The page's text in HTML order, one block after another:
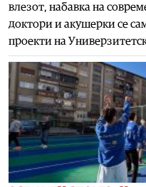
влезот, набавка на
доктори и акушерки се
проекти на